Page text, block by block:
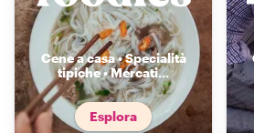
Cene a casa • Specialità
tipiche • Mercati...
Esplora